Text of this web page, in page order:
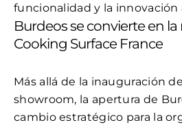
funcionalidad y la innovación
Burdeos se convierte en
Cooking Surface France
Más allá de la inauguración
showroom, la apertura de
cambio estratégico para la